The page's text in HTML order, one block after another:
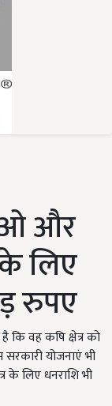
और
लिए
रुपए
है कि वह कषि क्षेत्र को
योजनाएं भी
के लिए धनराशि भी